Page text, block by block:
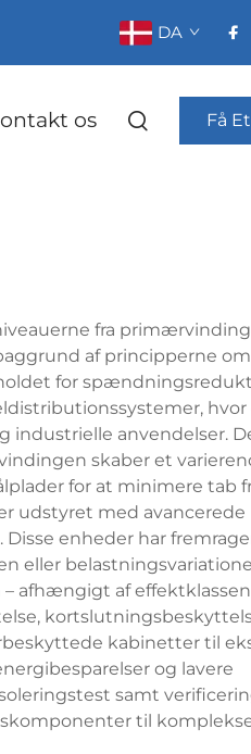
DA
os Få
fra
af principperne om
for
hvor
industrielle anvendelser.
skaber et
for at minimere tab
udstyret med avancerede
enheder har
eller
afhængigt af
kabinetter til
og lavere
samt
til